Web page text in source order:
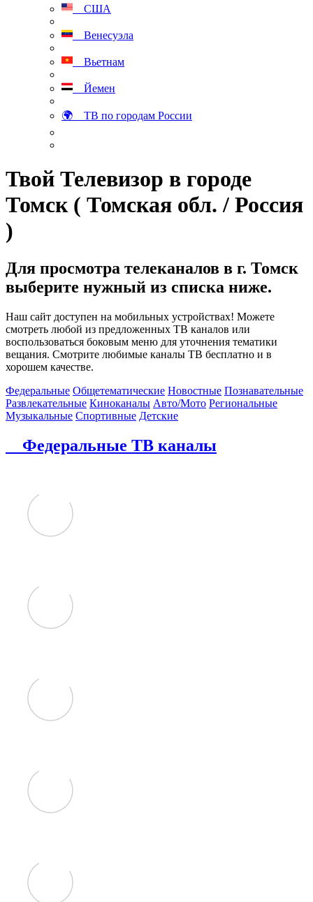
США
Венесуэла
Вьетнам
Йемен
🌍 ТВ по городам России
Твой Телевизор в городе
Томск ( Томская обл. / Россия
)
Для просмотра телеканалов в г. Томск
выберите нужный из списка ниже.
Наш сайт доступен на мобильных устройствах! Можете
смотреть любой из предложенных ТВ каналов или
воспользоваться боковым меню для уточнения тематики
вещания. Смотрите любимые каналы ТВ бесплатно и в
хорошем качестве.
Федеральные Общетематические Новостные Познавательные
Развлекательные Киноканалы Авто/Мото Региональные
Музыкальные Спортивные Детские
Федеральные ТВ каналы